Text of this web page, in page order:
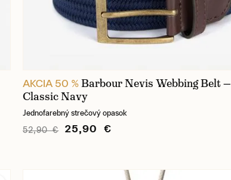
AKCIA 50 %Barbour Nevis Webbing Belt —
Classic Navy
Jednofarebný strečový opasok
52,90 € 25,90 €